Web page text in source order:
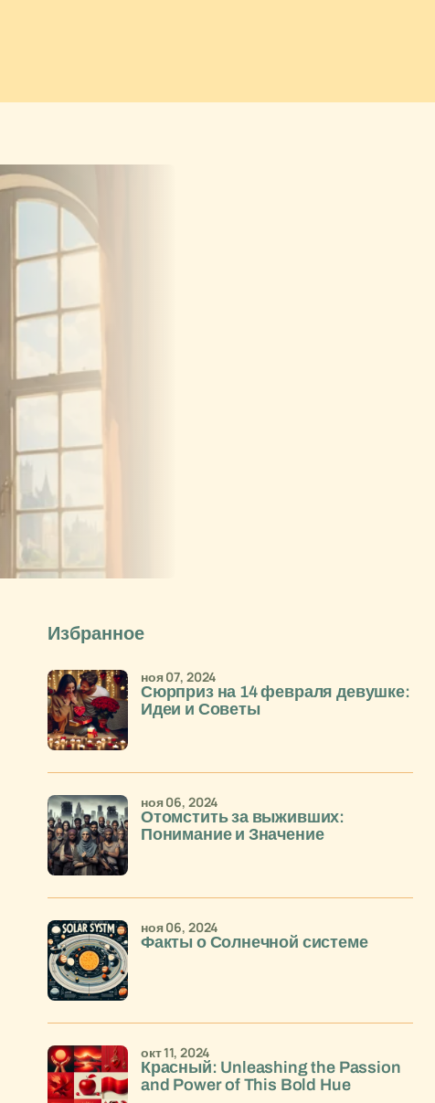
Избранное
Сюрприз на 14 февраля девушке:
Идеи и Советы
ноя 07, 2024
Отомстить за выживших:
Понимание и Значение
ноя 06, 2024
Факты о Солнечной системе
ноя 06, 2024
Красный: Unleashing the Passion
and Power of This Bold Hue
окт 11, 2024